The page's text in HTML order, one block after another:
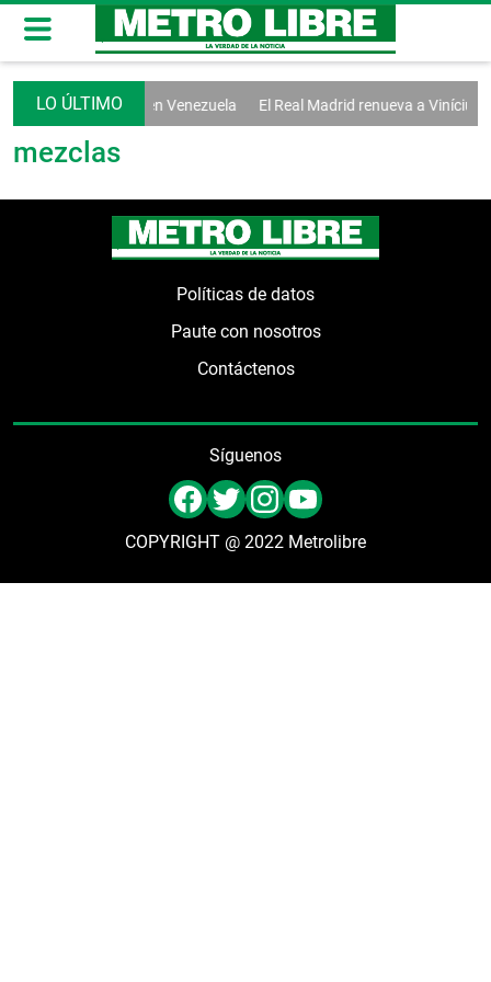
inician diálogo en Venezuela El Real Madrid renueva a Vinícius
mezclas
Políticas de datos
Paute con nosotros
Contáctenos
Síguenos
COPYRIGHT @ 2022 Metrolibre